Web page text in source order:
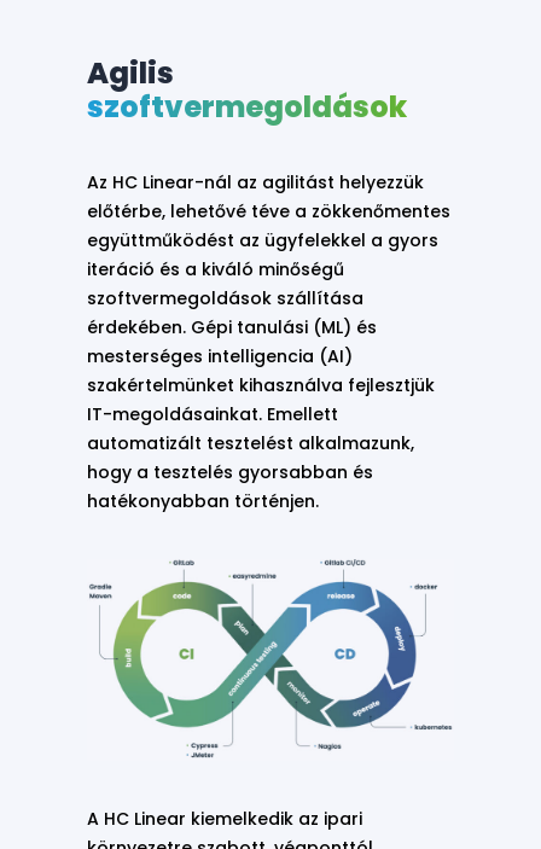
Agilis
szoftvermegoldások
Az HC Linear-nál az agilitást helyezzük
előtérbe, lehetővé téve a zökkenőmentes
együttműködést az ügyfelekkel a gyors
iteráció és a kiváló minőségű
szoftvermegoldások szállítása
érdekében. Gépi tanulási (ML) és
mesterséges intelligencia (AI)
szakértelmünket kihasználva fejlesztjük
IT-megoldásainkat. Emellett
automatizált tesztelést alkalmazunk,
hogy a tesztelés gyorsabban és
hatékonyabban történjen.
A HC Linear kiemelkedik az ipari